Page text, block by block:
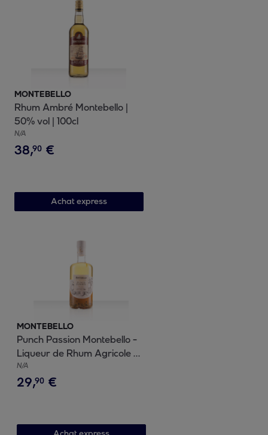
MONTEBELLO
Rhum Ambré Montebello |
50% vol | 100cl
N/A
38,90 €
Achat express
MONTEBELLO
Punch Passion Montebello -
Liqueur de Rhum Agricole de
Guadeloupe | 18% vol | 70cl
N/A
29,90 €